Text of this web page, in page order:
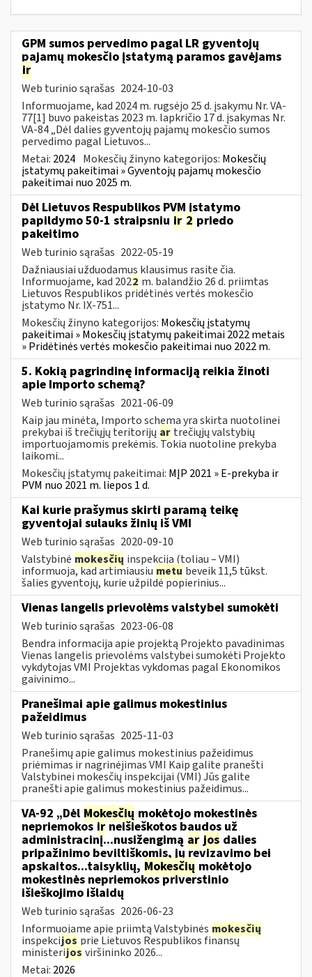
GPM sumos pervedimo pagal LR gyventojų
pajamų mokesčio įstatymą paramos gavėjams
ir
Web turinio sąrašas 2024-10-03
Informuojame, kad 2024 m. rugsėjo 25 d. įsakymu Nr. VA-
77[1] buvo pakeistas 2023 m. lapkričio 17 d. įsakymas Nr.
VA-84 „Dėl dalies gyventojų pajamų mokesčio sumos
pervedimo pagal Lietuvos...
Metai: 2024 Mokesčių žinyno kategorijos: Mokesčių
įstatymų pakeitimai » Gyventojų pajamų mokesčio
pakeitimai nuo 2025 m.
Dėl Lietuvos Respublikos PVM įstatymo
papildymo 50-1 straipsniu ir 2 priedo
pakeitimo
Web turinio sąrašas 2022-05-19
Dažniausiai užduodamus klausimus rasite čia.
Informuojame, kad 2022 m. balandžio 26 d. priimtas
Lietuvos Respublikos pridėtinės vertės mokesčio
įstatymo Nr. IX-751...
Mokesčių žinyno kategorijos: Mokesčių įstatymų
pakeitimai » Mokesčių įstatymų pakeitimai 2022 metais
» Pridėtinės vertės mokesčio pakeitimai nuo 2022 m.
5. Kokią pagrindinę informaciją reikia žinoti
apie Importo schemą?
Web turinio sąrašas 2021-06-09
Kaip jau minėta, Importo schema yra skirta nuotolinei
prekybai iš trečiųjų teritorijų ar trečiųjų valstybių
importuojamomis prekėmis. Tokia nuotoline prekyba
laikomi...
Mokesčių įstatymų pakeitimai: MĮP 2021 » E-prekyba ir
PVM nuo 2021 m. liepos 1 d.
Kai kurie prašymus skirti paramą teikę
gyventojai sulauks žinių iš VMI
Web turinio sąrašas 2020-09-10
Valstybinė mokesčių inspekcija (toliau – VMI)
informuoja, kad artimiausiu metu beveik 11,5 tūkst.
šalies gyventojų, kurie užpildė popierinius...
Vienas langelis prievolėms valstybei sumokėti
Web turinio sąrašas 2023-06-08
Bendra informacija apie projektą Projekto pavadinimas
Vienas langelis prievolėms valstybei sumokėti Projekto
vykdytojas VMI Projektas vykdomas pagal Ekonomikos
gaivinimo...
Pranešimai apie galimus mokestinius
pažeidimus
Web turinio sąrašas 2025-11-03
Pranešimų apie galimus mokestinius pažeidimus
priėmimas ir nagrinėjimas VMI Kaip galite pranešti
Valstybinei mokesčių inspekcijai (VMI) Jūs galite
pranešti apie galimus mokestinius pažeidimus...
VA-92 „Dėl Mokesčių mokėtojo mokestinės
nepriemokosirneišieškotos baudos už
administracinį...nusižengimą ar jos dalies
pripažinimo beviltiškomis, jų revizavimo bei
apskaitos...taisyklių, Mokesčių mokėtojo
mokestinės nepriemokos priverstinio
išieškojimo išlaidų
Web turinio sąrašas 2026-06-23
Informuojame apie priimtą Valstybinės mokesčių
inspekcijos prie Lietuvos Respublikos finansų
ministerijos viršininko 2026...
Metai: 2026